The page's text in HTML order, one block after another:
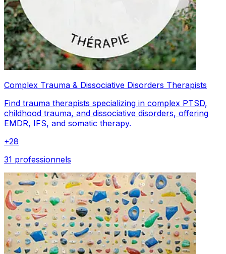
Complex Trauma & Dissociative Disorders Therapists
Find trauma therapists specializing in complex PTSD,
childhood trauma, and dissociative disorders, offering
EMDR, IFS, and somatic therapy.
+28
31 professionnels